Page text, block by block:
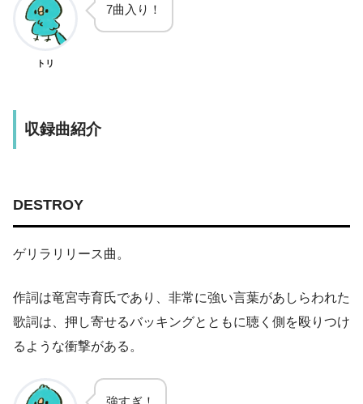
トリ
7曲入り！
収録曲紹介
DESTROY
ゲリラリリース曲。
作詞は竜宮寺育氏であり、非常に強い言葉があしらわれた
歌詞は、押し寄せるバッキングとともに聴く側を殴りつけ
るような衝撃がある。
強すぎ！